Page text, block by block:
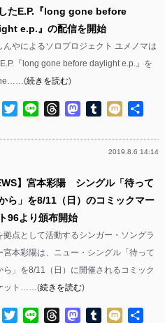
たE.P.『long gone before
e.p.』の配信を開始
んやによるソロプロジェクト ユメノマは
『long gone before daylight e.p.』を
続きを読む)
Facebook
TwitterLine ThreadsMastodon
Tumblr
Mixi
2019.8.6 14:14
】宮本彩陽 シングル「待って
ら」を8/11（日）のコミックマー
96より頒布開始
拠点として活動するシンガー・ソングラ
宮本彩陽は、ニュー・シングル「待って
ら」を8/11（日）に開催されるコミック
ット……(続きを読む)
Facebook
TwitterLine ThreadsMastodon
Tumblr
Mixi